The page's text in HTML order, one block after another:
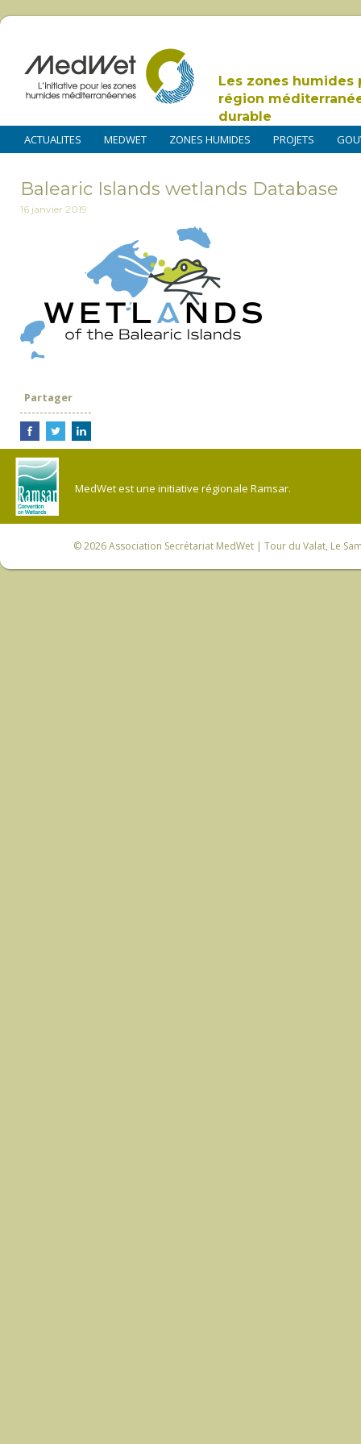
Les zones humides
région
durable
ACTUALITES MEDWET ZONES HUMIDES PROJETS
Balearic Islands wetlands Database
16 janvier 2019
Partager
MedWet est une initiative régionale Ramsar.
© 2026Association Secrétariat MedWet | Tour du Valat, Le